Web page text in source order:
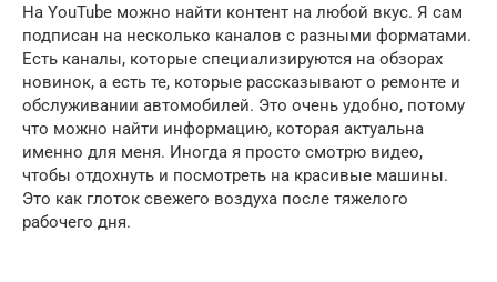
На YouTube можно найти контент на любой вкус. Я сам
подписан на несколько каналов с разными форматами.
Есть каналы, которые специализируются на обзорах
новинок, а есть те, которые рассказывают о ремонте и
обслуживании автомобилей. Это очень удобно, потому
что можно найти информацию, которая актуальна
именно для меня. Иногда я просто смотрю видео,
чтобы отдохнуть и посмотреть на красивые машины.
Это как глоток свежего воздуха после тяжелого
рабочего дня.